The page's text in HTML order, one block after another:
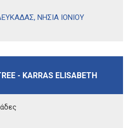
, ΝΗΣΙΑ ΙΟΝΙΟΥ
- KARRAS ELISABETH